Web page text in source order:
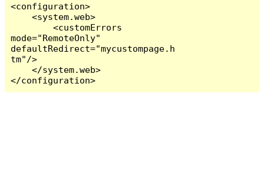
<configuration>
    <system.web>
        <customErrors
mode="RemoteOnly"
defaultRedirect="mycustompage.h
tm"/>
    </system.web>
</configuration>